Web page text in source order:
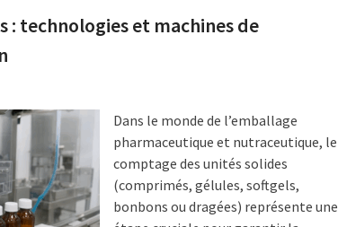
: technologies et machines de
Dans le monde de l’emballage
pharmaceutique et nutraceutique, le
comptage des unités solides
(comprimés, gélules, softgels,
bonbons ou dragées) représente une